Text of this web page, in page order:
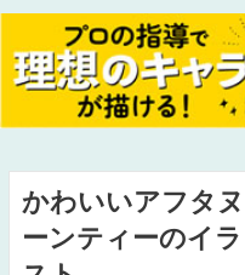
かわいいアフタヌ
ーンティーのイラ